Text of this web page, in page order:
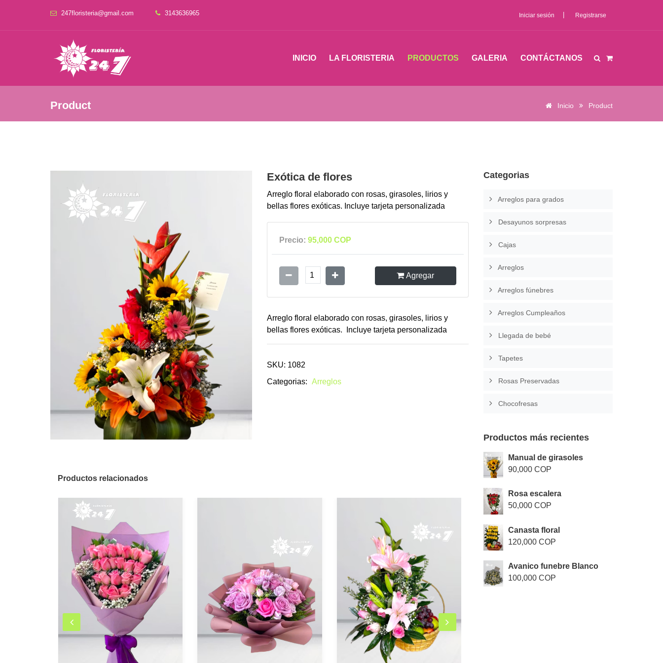
247floristeria@gmail.com 3143636965 Iniciar sesión Registrarse
INICIO LA FLORISTERIA PRODUCTOS GALERIA CONTÁCTANOS
Product Inicio Product
Exótica de flores
Arreglo floral elaborado con rosas, girasoles, lirios y
bellas flores exóticas. Incluye tarjeta personalizada
Precio: 95,000 COP
1 Agregar
Arreglo floral elaborado con rosas, girasoles, lirios y
bellas flores exóticas. Incluye tarjeta personalizada
SKU: 1082
Categorias: Arreglos
Productos relacionados
sku: 1013
95,000 COP
Categorias
Arreglos para grados
Desayunos sorpresas
Cajas
Arreglos
Arreglos fúnebres
Arreglos Cumpleaños
Llegada de bebé
Tapetes
Rosas Preservadas
Chocofresas
Productos más recientes
Manual de girasoles
90,000 COP
Rosa escalera
50,000 COP
Canasta floral
120,000 COP
Avanico funebre Blanco
100,000 COP